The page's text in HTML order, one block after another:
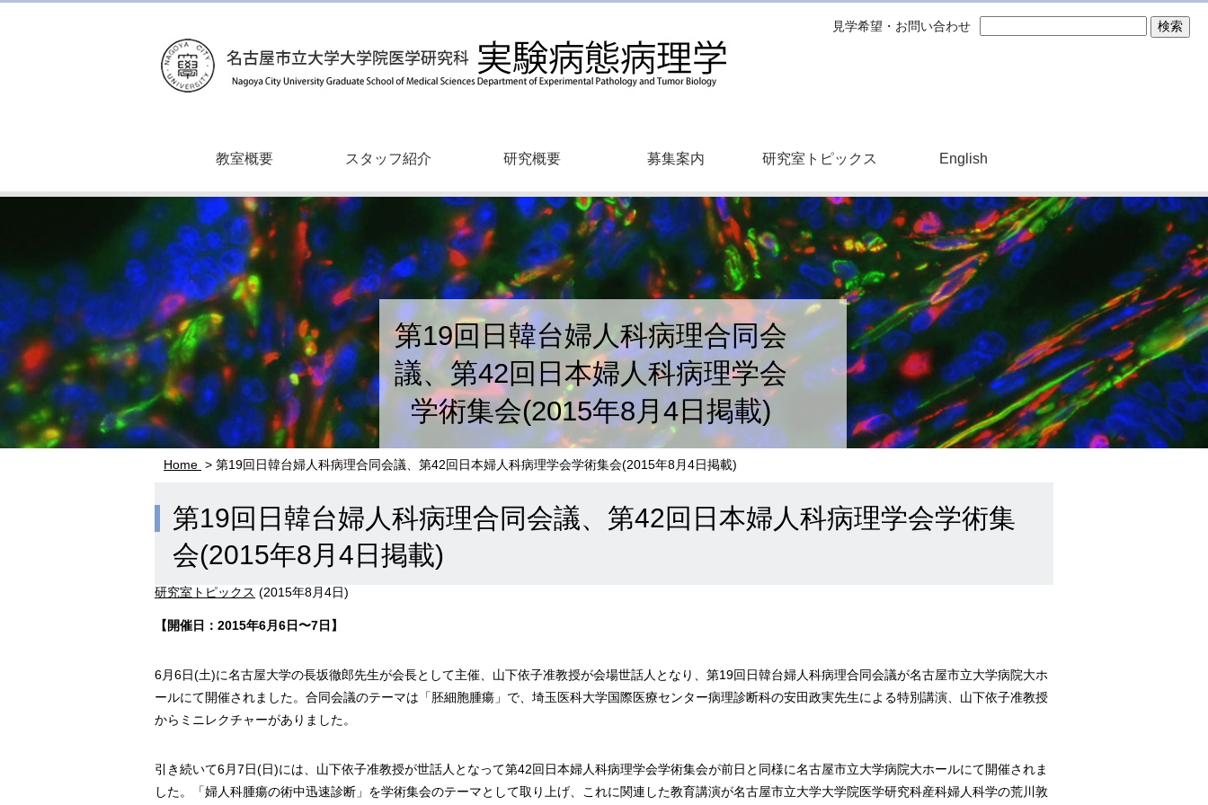
見学希望・お問い合わせ
教室概要 スタッフ紹介 研究概要 募集案内 研究室トピックス English
第19回日韓台婦人科病理合同会
議、第42回日本婦人科病理学会
学術集会(2015年8月4日掲載)
Home > 第19回日韓台婦人科病理合同会議、第42回日本婦人科病理学会学術集会(2015年8月4日掲載)
第19回日韓台婦人科病理合同会議、第42回日本婦人科病理学会学術集
会(2015年8月4日掲載)
研究室トピックス (2015年8月4日)
【開催日：2015年6月6日〜7日】
6月6日(土)に名古屋大学の長坂徹郎先生が会長として主催、山下依子准教授が会場世話人となり、第19回日韓台婦人科病理合同会議が名古屋市立大学病院大ホ
ールにて開催されました。合同会議のテーマは「胚細胞腫瘍」で、埼玉医科大学国際医療センター病理診断科の安田政実先生による特別講演、山下依子准教授
からミニレクチャーがありました。
引き続いて6月7日(日)には、山下依子准教授が世話人となって第42回日本婦人科病理学会学術集会が前日と同様に名古屋市立大学病院大ホールにて開催されま
した。「婦人科腫瘍の術中迅速診断」を学術集会のテーマとして取り上げ、これに関連した教育講演が名古屋市立大学大学院医学研究科産科婦人科学の荒川敦